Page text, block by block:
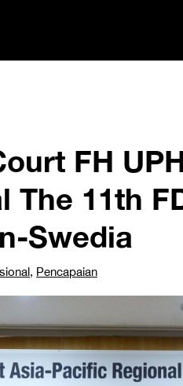
FH
The 11th
Swedia
, Pencapaian